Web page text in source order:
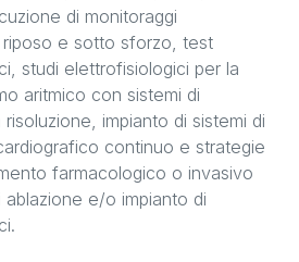
di monitoraggi
e sotto sforzo, test
studi elettrofisiologici per la
aritmico con sistemi di
impianto di sistemi di
continuo e strategie
farmacologico o invasivo
e/o impianto di